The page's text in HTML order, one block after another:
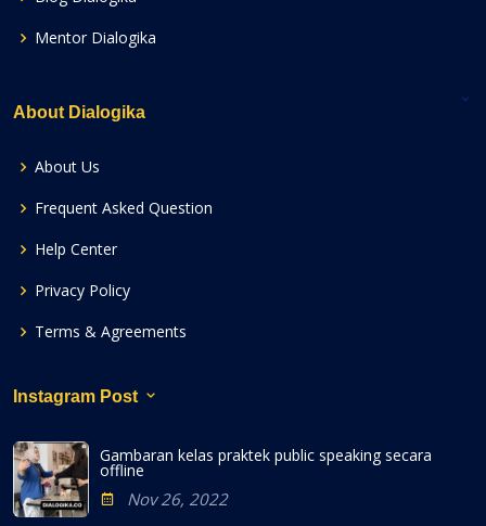
Mentor Dialogika
About Dialogika
About Us
Frequent Asked Question
Help Center
Privacy Policy
Terms & Agreements
Instagram Post
Gambaran kelas praktek public speaking secara
offline
Nov 26, 2022